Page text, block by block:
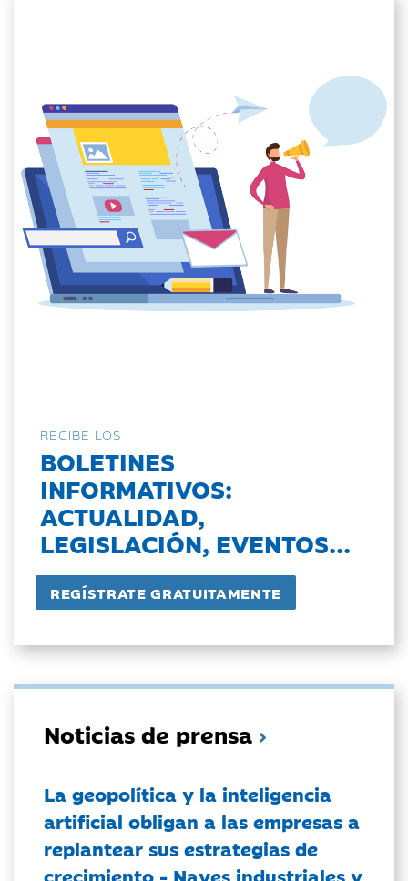
RECIBE LOS
BOLETINES
INFORMATIVOS:
ACTUALIDAD,
LEGISLACIÓN, EVENTOS...
Noticias de prensa
La geopolítica y la inteligencia
artificial obligan a las empresas a
replantear sus estrategias de
crecimiento - Naves industriales y